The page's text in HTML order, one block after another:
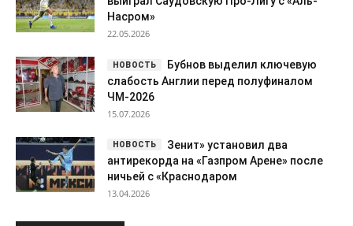
Насром»
22.05.2026
Бубнов выделил ключевую
слабость Англии перед полуфиналом
ЧМ-2026
15.07.2026
Зенит» установил два
антирекорда на «Газпром Арене» после
ничьей с «Краснодаром
13.04.2026